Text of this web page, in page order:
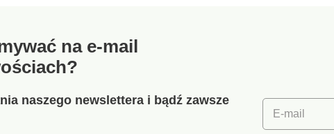
na e-mail
naszego newslettera i bądź zawsze
E-mail